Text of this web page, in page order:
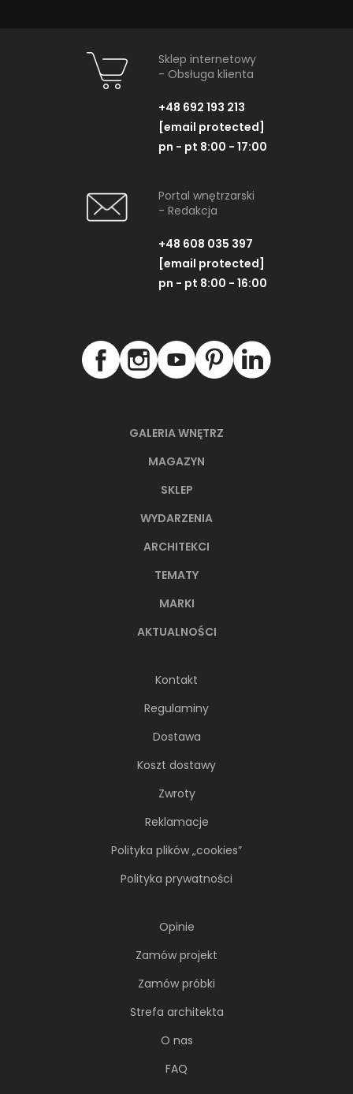
GALERIA WNĘTRZ
MAGAZYN
SKLEP
WYDARZENIA
ARCHITEKCI
TEMATY
MARKI
AKTUALNOŚCI
Kontakt
Regulaminy
Dostawa
Koszt dostawy
Zwroty
Reklamacje
Polityka plików „cookies”
Polityka prywatności
Opinie
Zamów projekt
Zamów próbki
Strefa architekta
O nas
FAQ
Sklep internetowy
- Obsługa klienta
+48 692 193 213
[email protected]
pn - pt 8:00 - 17:00
Portal wnętrzarski
- Redakcja
+48 608 035 397
[email protected]
pn - pt 8:00 - 16:00